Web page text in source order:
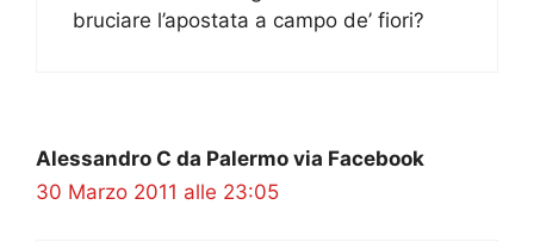
bruciare l’apostata a campo de’ fiori?
Alessandro C da Palermo via Facebook
30 Marzo 2011 alle 23:05